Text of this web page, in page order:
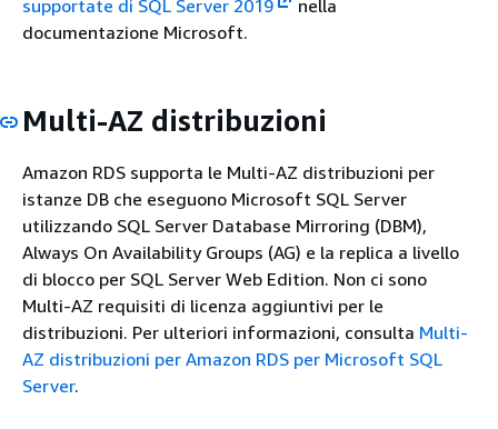
supportate di SQL Server 2019
nella
documentazione Microsoft.
Multi-AZ distribuzioni
Amazon RDS supporta le Multi-AZ distribuzioni per
istanze DB che eseguono Microsoft SQL Server
utilizzando SQL Server Database Mirroring (DBM),
Always On Availability Groups (AG) e la replica a livello
di blocco per SQL Server Web Edition. Non ci sono
Multi-AZ requisiti di licenza aggiuntivi per le
distribuzioni. Per ulteriori informazioni, consulta Multi-
AZ distribuzioni per Amazon RDS per Microsoft SQL
Server.